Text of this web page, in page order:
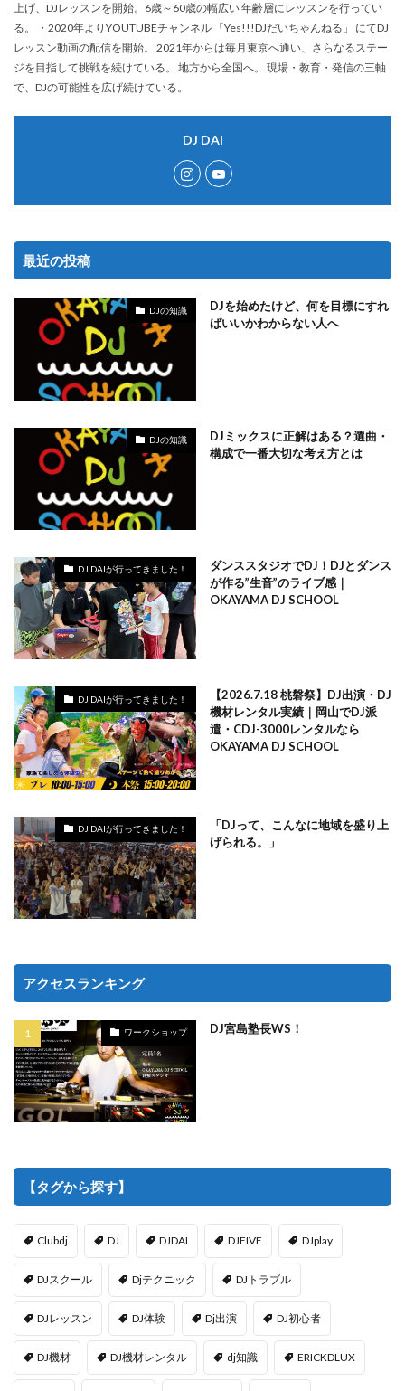
上げ、DJレッスンを開始。6歳～60歳の幅広い 年齢層にレッスンを行ってい
る。 ・2020年よりYOUTUBEチャンネル 「Yes!!!DJだいちゃんねる」 にてDJ
レッスン動画の配信を開始。 2021年からは毎月東京へ通い、さらなるステー
ジを目指して挑戦を続けている。 地方から全国へ。 現場・教育・発信の三軸
で、DJの可能性を広げ続けている。
DJ DAI
最近の投稿
DJの知識
DJを始めたけど、何を目標にすれ
ばいいかわからない人へ
DJの知識
DJミックスに正解はある？選曲・
構成で一番大切な考え方とは
DJ DAIが行ってきました！
ダンススタジオでDJ！DJとダンス
が作る”生音”のライブ感｜
OKAYAMA DJ SCHOOL
DJ DAIが行ってきました！
【2026.7.18 桃磐祭】DJ出演・DJ
機材レンタル実績｜岡山でDJ派
遣・CDJ-3000レンタルなら
OKAYAMA DJ SCHOOL
DJ DAIが行ってきました！
「DJって、こんなに地域を盛り上
げられる。」
アクセスランキング
ワークショップ DJ宮島塾長WS！
【タグから探す】
Clubdj DJ DJDAI DJFIVE DJplay
DJスクール Djテクニック DJトラブル
DJレッスン DJ体験 Dj出演 DJ初心者
DJ機材 DJ機材レンタル dj知識 ERICKDLUX